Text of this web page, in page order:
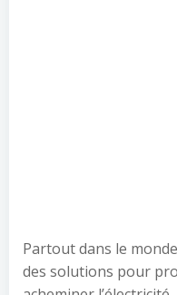
Partout dans le
des solutions pour